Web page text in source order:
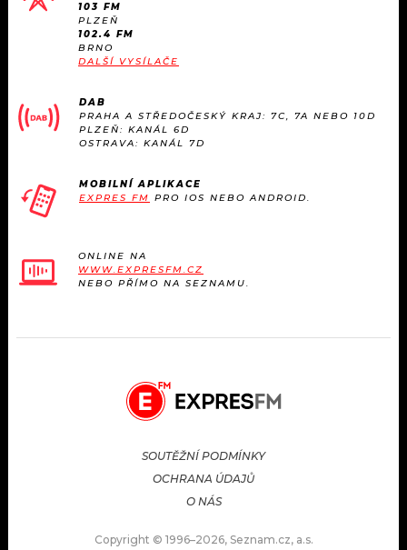
103 FM
PLZEŇ
102.4 FM
BRNO
DALŠÍ VYSÍLAČE
DAB
PRAHA A STŘEDOČESKÝ KRAJ: 7C, 7A NEBO 10D
PLZEŇ: KANÁL 6D
OSTRAVA: KANÁL 7D
MOBILNÍ APLIKACE
EXPRES FM PRO IOS NEBO ANDROID.
ONLINE NA
WWW.EXPRESFM.CZ
NEBO PŘÍMO NA SEZNAMU.
SOUTĚŽNÍ PODMÍNKY
OCHRANA ÚDAJŮ
O NÁS
Copyright © 1996–2026, Seznam.cz, a.s.